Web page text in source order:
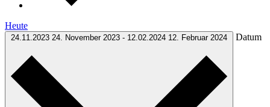
Heute
24.11.2023 24. November 2023 - 12.02.2024 12. Februar 2024 Datum